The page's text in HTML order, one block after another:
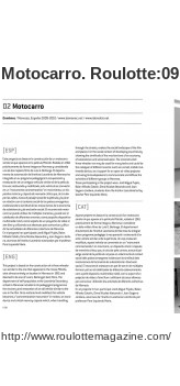
Motocarro. Roulotte:09
http://www.roulottemagazine.com/